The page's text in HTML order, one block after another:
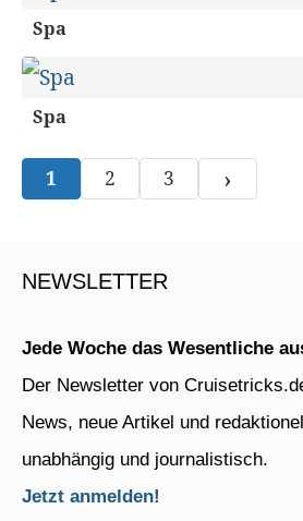
Spa
Spa
1 2 3 ›
NEWSLETTER
Jede Woche das Wesentliche
Der Newsletter von
News, neue Artikel und
unabhängig und journalistisch.
Jetzt anmelden!